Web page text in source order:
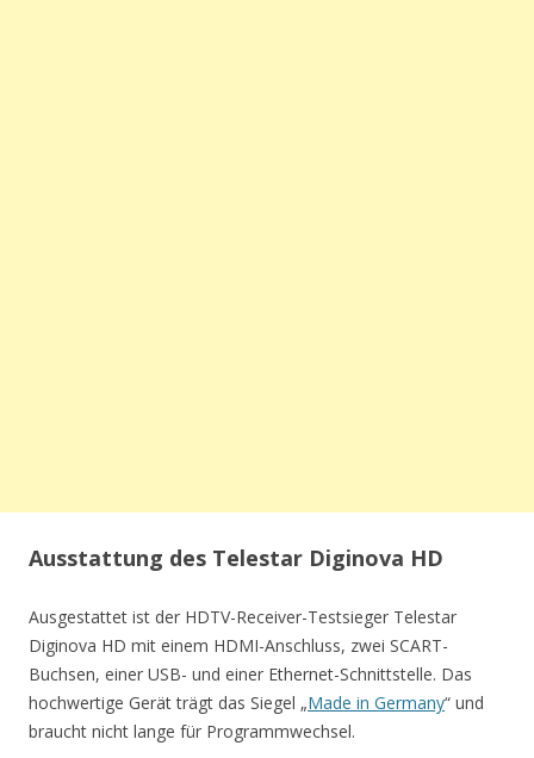
Ausstattung des Telestar Diginova HD
Ausgestattet ist der HDTV-Receiver-Testsieger Telestar
Diginova HD mit einem HDMI-Anschluss, zwei SCART-
Buchsen, einer USB- und einer Ethernet-Schnittstelle. Das
hochwertige Gerät trägt das Siegel „Made in Germany“ und
braucht nicht lange für Programmwechsel.